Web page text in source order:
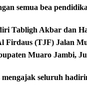
semua bea
Tabligh Akbar dan
Firdaus (TJF) Jalan
Muaro Jambi,
seluruh